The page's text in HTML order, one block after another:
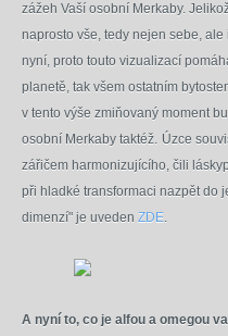
zážeh Vaší osobní Merkaby.
naprosto vše, tedy nejen sebe,
nyní, proto touto vizualizací
planetě, tak všem ostatním
v tento výše zmiňovaný moment
osobní Merkaby taktéž. Úzce
zářičem harmonizujícího, čili
při hladké transformaci nazpět do
dimenzí" je uveden ZDE.
A nyní to, co je alfou a omegou